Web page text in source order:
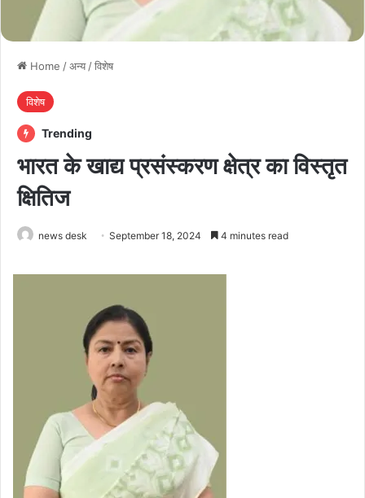
Home /अन्य /विशेष
विशेष
Trending
भारत के खाद्य प्रसंस्करण क्षेत्र का विस्तृत
क्षितिज
news desk September 18, 2024 4 minutes read